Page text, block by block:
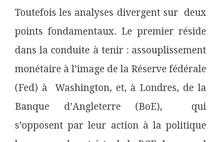
Toutefois les analyses divergent sur deux
points fondamentaux. Le premier réside
dans la conduite à tenir : assouplissement
monétaire à l’image de la Réserve fédérale
(Fed) à Washington, et, à Londres, de la
Banque d’Angleterre (BoE), qui
s’opposent par leur action à la politique